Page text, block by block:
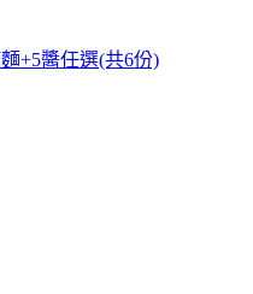
+5醬任選(共6份)